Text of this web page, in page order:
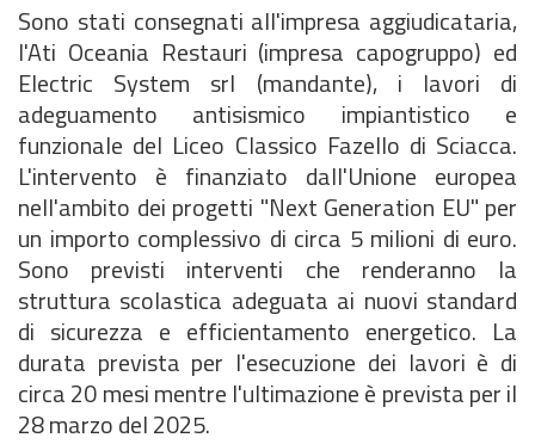
Sono stati consegnati all'impresa aggiudicataria,
l'Ati Oceania Restauri (impresa capogruppo) ed
Electric System srl (mandante), i lavori di
adeguamento antisismico impiantistico e
funzionale del Liceo Classico Fazello di Sciacca.
L'intervento è finanziato dall'Unione europea
nell'ambito dei progetti "Next Generation EU" per
un importo complessivo di circa 5 milioni di euro.
Sono previsti interventi che renderanno la
struttura scolastica adeguata ai nuovi standard
di sicurezza e efficientamento energetico. La
durata prevista per l'esecuzione dei lavori è di
circa 20 mesi mentre l'ultimazione è prevista per il
28 marzo del 2025.